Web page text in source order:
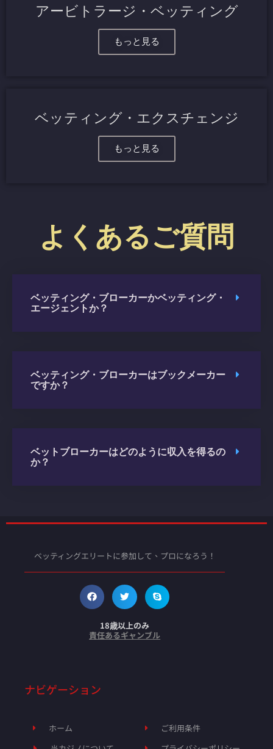
アービトラージ・ベッティング
もっと見る
ベッティング・エクスチェンジ
もっと見る
よくあるご質問
ベッティング・ブローカーかベッティング・
エージェントか？
ベッティング・ブローカーはブックメーカー
ですか？
ベットブローカーはどのように収入を得るの
か？
ベッティングエリートに参加して、プロになろう！
18歳以上のみ
責任あるギャンブル
ナビゲーション
ホーム
ご利用条件